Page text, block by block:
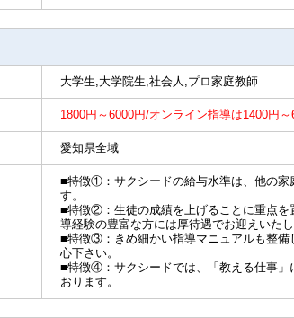
大学生,大学院生,社会人,プロ家庭教師
1800円～6000円/オンライン指導は1400円
愛知県全域
■特徴①：サクシードの給与水準は、他の家
す。
■特徴②：生徒の成績を上げることに重点を
導経験の豊富な方には厚待遇でお迎えいたし
■特徴③：きめ細かい指導マニュアルも整備
心下さい。
■特徴④：サクシードでは、「教える仕事」
おります。